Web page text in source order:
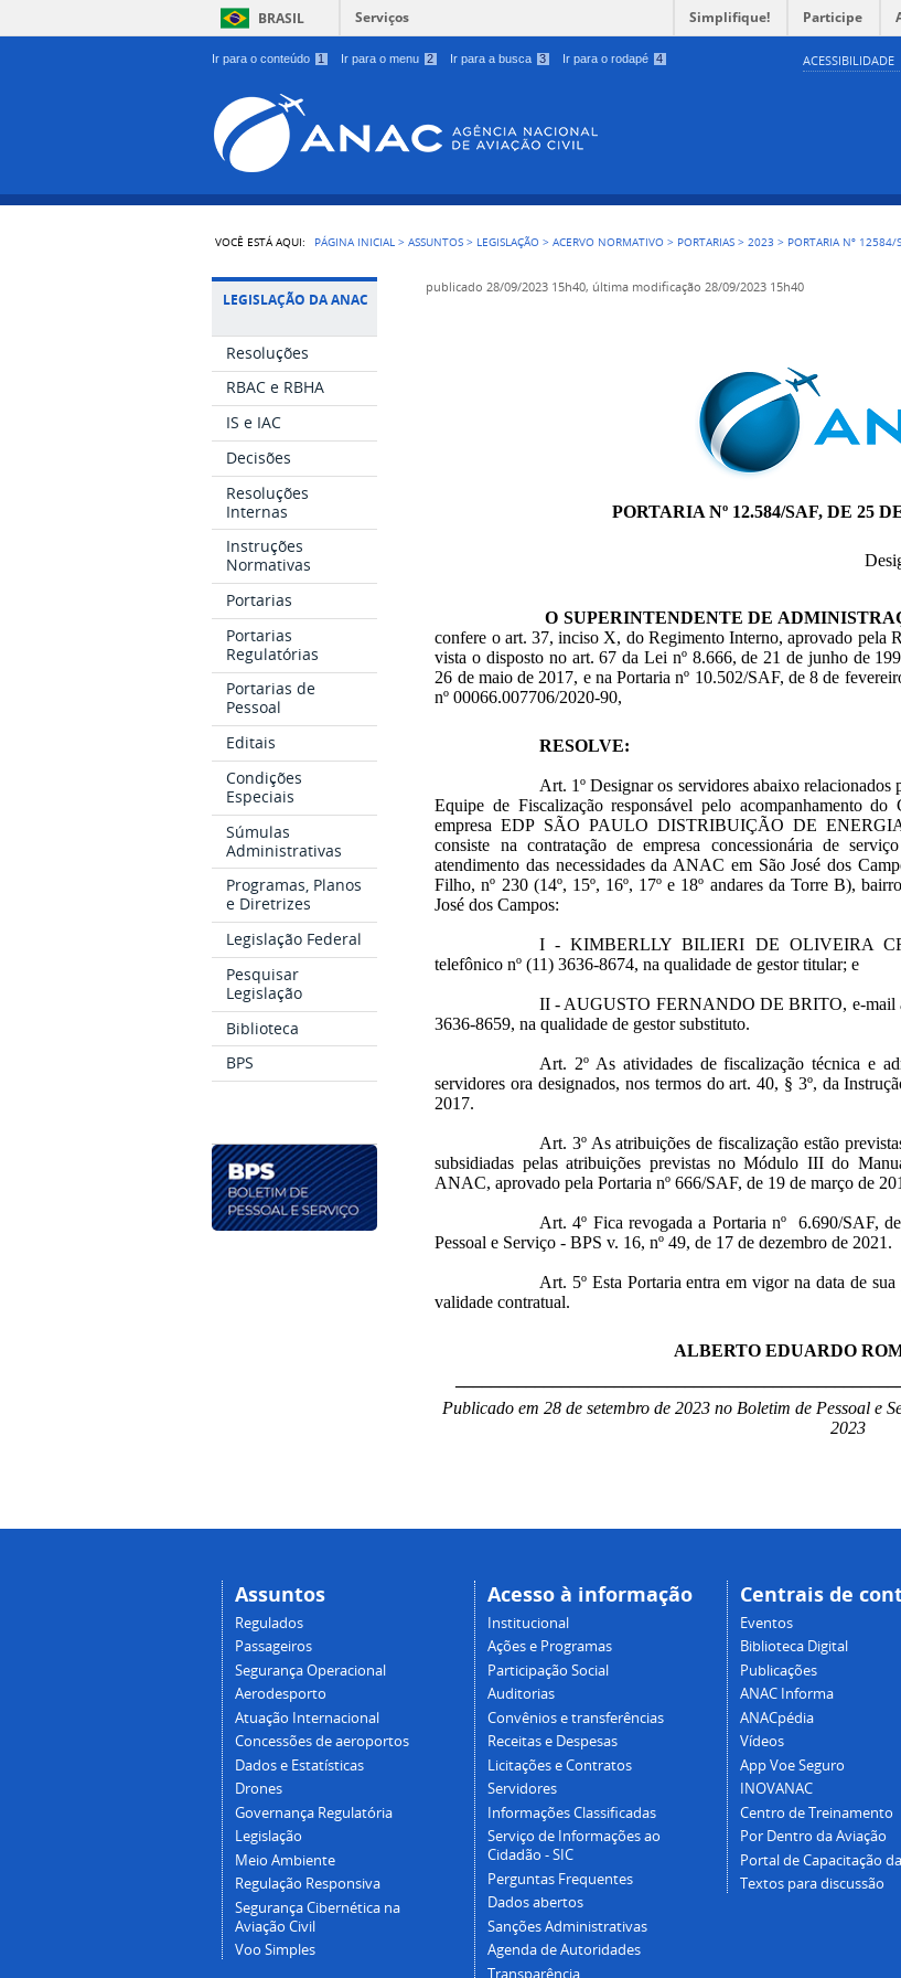
Ir para o conteúdo 1 Ir para o menu 2 Ir para a busca 3 Ir para o rodapé 4 ACESSIBILIDADE
BRASIL Serviços Simplifique! Participe
VOCÊ ESTÁ AQUI: PÁGINA INICIAL >ASSUNTOS > LEGISLAÇÃO >ACERVO NORMATIVO > PORTARIAS >2023 > PORTARIA Nº
LEGISLAÇÃO DA ANAC
Resoluções
RBAC e RBHA
IS e IAC
Decisões
Resoluções
Internas
Instruções
Normativas
Portarias
Portarias
Regulatórias
Portarias de
Pessoal
Editais
Condições
Especiais
Súmulas
Administrativas
Programas, Planos
e Diretrizes
Legislação Federal
Pesquisar
Legislação
Biblioteca
BPS
publicado 28/09/2023 15h40, última modificação 28/09/2023 15h40
PORTARIA Nº 12.584/SAF, DE 25
O SUPERINTENDENTE DE
confere o art. 37, inciso X, do Regimento Interno, aprovado pela
vista o disposto no art. 67 da Lei nº 8.666, de 21 de junho de
26 de maio de 2017, e na Portaria nº 10.502/SAF, de 8 de
nº 00066.007706/2020-90,
RESOLVE:
Art. 1º Designar os servidores abaixo
Equipe de Fiscalização responsável pelo acompanhamento
empresa EDP SÃO PAULO DISTRIBUIÇÃO DE
consiste na contratação de empresa concessionária de
atendimento das necessidades da ANAC em São José dos
Filho, nº 230 (14º, 15º, 16º, 17º e 18º andares da Torre B),
José dos Campos:
I - KIMBERLLY BILIERI DE OLIVEIRA
telefônico nº (11) 3636-8674, na qualidade de gestor titular; e
II - AUGUSTO FERNANDO DE BRITO, e-mail
3636-8659, na qualidade de gestor substituto.
Art. 2º As atividades de fiscalização técnica e
servidores ora designados, nos termos do art. 40, § 3º, da
2017.
Art. 3º As atribuições de fiscalização estão
subsidiadas pelas atribuições previstas no Módulo III do
ANAC, aprovado pela Portaria nº 666/SAF, de 19 de março de
Art. 4º Fica revogada a Portaria nº 6.690/SAF,
Pessoal e Serviço - BPS v. 16, nº 49, de 17 de dezembro de 2021.
Art. 5º Esta Portaria entra em vigor na data de
validade contratual.
ALBERTO EDUARDO
Publicado em 28 de setembro de 2023 no Boletim de Pessoal e
2023
Assuntos
Regulados
Passageiros
Segurança Operacional
Aerodesporto
Atuação Internacional
Concessões de aeroportos
Dados e Estatísticas
Drones
Governança Regulatória
Legislação
Meio Ambiente
Regulação Responsiva
Segurança Cibernética na
Aviação Civil
Voo Simples
Acesso à informação
Institucional
Ações e Programas
Participação Social
Auditorias
Convênios e transferências
Receitas e Despesas
Licitações e Contratos
Servidores
Informações Classificadas
Serviço de Informações ao
Cidadão - SIC
Perguntas Frequentes
Dados abertos
Sanções Administrativas
Agenda de Autoridades
Transparência
Centrais de
Eventos
Biblioteca Digital
Publicações
ANAC Informa
ANACpédia
Vídeos
App Voe Seguro
INOVANAC
Centro de Treinamento
Por Dentro da Aviação
Portal de Capacitação
Textos para discussão